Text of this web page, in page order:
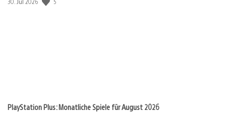
PlayStation Plus: Monatliche Spiele für August 2026